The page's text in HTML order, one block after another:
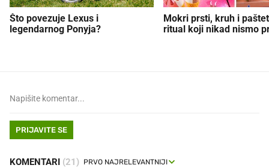
Što povezuje Lexus i
legendarnog Ponyja?
Mokri prsti, kruh i
ritual koji nikad nismo
PRIJAVITE SE
KOMENTARI (21)